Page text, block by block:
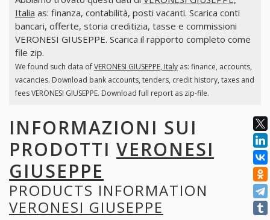
Italia as: finanza, contabilità, posti vacanti. Scarica conti
bancari, offerte, storia creditizia, tasse e commissioni
VERONESI GIUSEPPE. Scarica il rapporto completo come
file zip.
We found such data ofVERONESI GIUSEPPE, Italyas: finance, accounts,
vacancies. Download bank accounts, tenders, credit history, taxes and
fees VERONESI GIUSEPPE. Download full report as zip-file.
INFORMAZIONI SUI
PRODOTTI VERONESI
GIUSEPPE
PRODUCTS INFORMATION
VERONESI GIUSEPPE